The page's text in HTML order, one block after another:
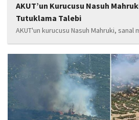
AKUT’un Kurucusu Nasuh
Tutuklama Talebi
AKUT'un kurucusu Nasuh Mahruki, sanal
yaptığı '15 Temmuz' paylaşımı nedeniyle
tahrik veya aşağılama' suçundan
tutuklama talebiyle Sulh Ceza